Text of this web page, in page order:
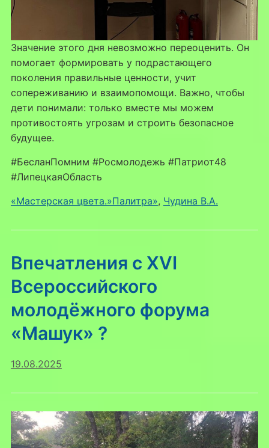
Значение этого дня невозможно переоценить. Он
помогает формировать у подрастающего
поколения правильные ценности, учит
сопереживанию и взаимопомощи. Важно, чтобы
дети понимали: только вместе мы можем
противостоять угрозам и строить безопасное
будущее.
#БесланПомним #Росмолодежь #Патриот48
#ЛипецкаяОбласть
«Мастерская цвета.»Палитра», Чудина В.А.
Впечатления с XVI
Всероссийского
молодёжного форума
«Машук» ?️
19.08.2025